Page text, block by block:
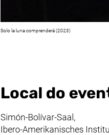
Solo la luna comprenderá(2023)
Local do
Simón-Bolívar-Saal,
Ibero-Amerikanisches